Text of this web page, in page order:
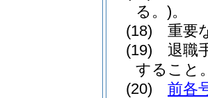
る。)。
(18)
重要
(19)
退職
すること
(20)
前各